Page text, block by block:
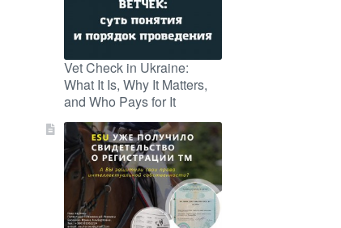
Vet Check in Ukraine:
What It Is, Why It Matters,
and Who Pays for It